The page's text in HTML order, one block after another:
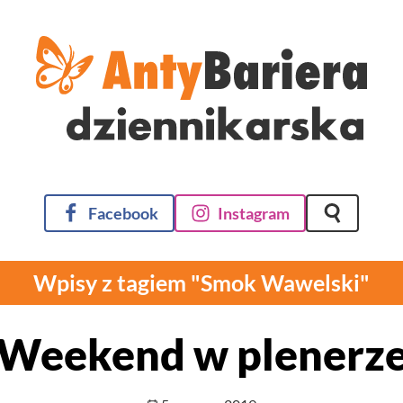
Facebook
Instagram Szukaj na
Wpisy z tagiem "Smok Wawelski"
w